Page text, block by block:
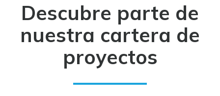
Descubre parte de
nuestra cartera de
proyectos